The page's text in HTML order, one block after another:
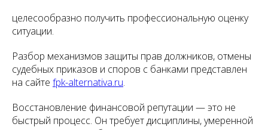
целесообразно получить профессиональную оценку
ситуации.
Разбор механизмов защиты прав должников, отмены
судебных приказов и споров с банками представлен
на сайте fpk-alternativa.ru.
Восстановление финансовой репутации — это не
быстрый процесс. Он требует дисциплины, умеренной